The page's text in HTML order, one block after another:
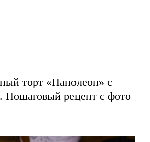
торт «Наполеон» с
Пошаговый рецепт с фото